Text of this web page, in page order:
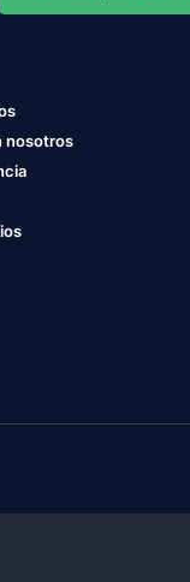
nosotros